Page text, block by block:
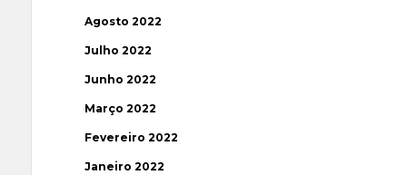
Agosto 2022
Julho 2022
Junho 2022
Março 2022
Fevereiro 2022
Janeiro 2022